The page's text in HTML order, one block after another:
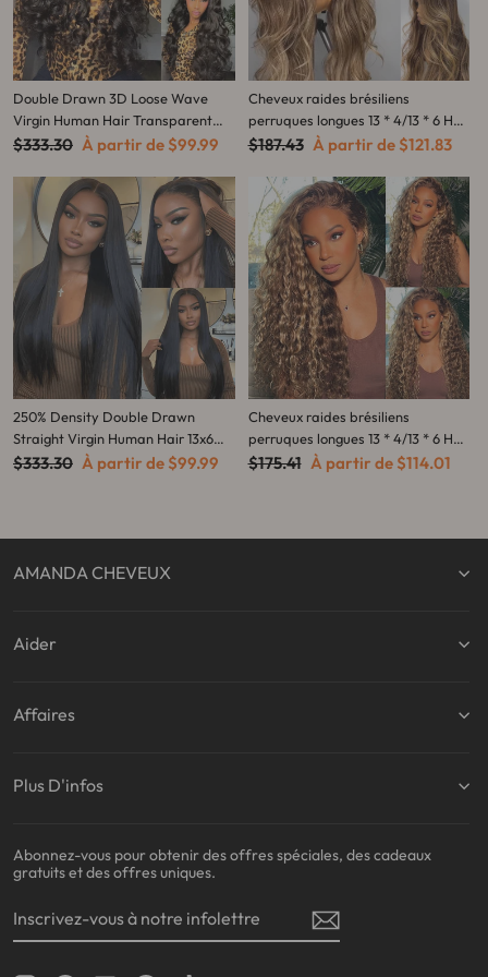
Double Drawn 3D Loose Wave
Virgin Human Hair Transparent
Full Lace Front Glueless Wig with
Prix
$333.30 Prix
réduit
À partir de $99.99
Cheveux raides brésiliens
perruques longues 13 * 4/13 * 6 HD
Lace Front Wigs-Amanda Hair
Prix
$187.43 Prix
réduit
À partir de $121.83
250% Density Double Drawn
Straight Virgin Human Hair 13x6
HD Lace Frontal Glueless Wig
Prix
$333.30 Prix
réduit
À partir de $99.99
Cheveux raides brésiliens
perruques longues 13 * 4/13 * 6 HD
Lace Front Wigs-Amanda Hair
Prix
$175.41 Prix
réduit
À partir de $114.01
AMANDA CHEVEUX
Aider
Affaires
Plus D'infos
Abonnez-vous pour obtenir des offres spéciales, des cadeaux
gratuits et des offres uniques.
VOUS
NOTRE